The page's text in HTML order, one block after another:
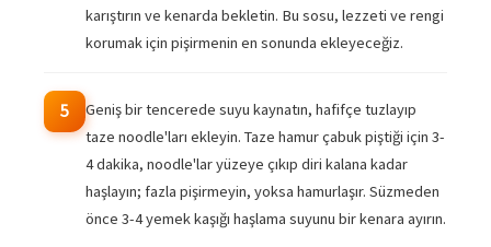
karıştırın ve kenarda bekletin. Bu sosu, lezzeti ve rengi
korumak için pişirmenin en sonunda ekleyeceğiz.
5
Geniş bir tencerede suyu kaynatın, hafifçe tuzlayıp
taze noodle'ları ekleyin. Taze hamur çabuk piştiği için 3-
4 dakika, noodle'lar yüzeye çıkıp diri kalana kadar
haşlayın; fazla pişirmeyin, yoksa hamurlaşır. Süzmeden
önce 3-4 yemek kaşığı haşlama suyunu bir kenara ayırın.